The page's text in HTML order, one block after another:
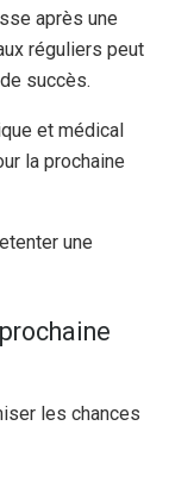
après une
réguliers peut
succès.
et médical
la prochaine
une
les chances